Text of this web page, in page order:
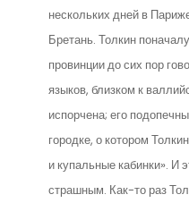
нескольких дней в
Бретань. Толкин
провинции до сих пор
языков, близком к
испорчена; его
городке, о котором
и купальные кабинки». И
страшным. Как-то раз